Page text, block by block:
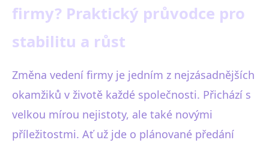
firmy? Praktický průvodce pro
stabilitu a růst
Změna vedení firmy je jedním z nejzásadnějších
okamžiků v životě každé společnosti. Přichází s
velkou mírou nejistoty, ale také novými
příležitostmi. Ať už jde o plánované předání